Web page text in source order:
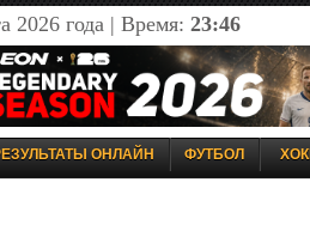
2026 года | Время: 23:46
ОНЛАЙН ФУТБОЛ